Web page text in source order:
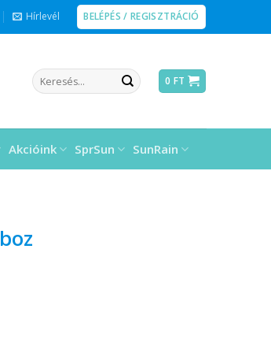
Hírlevél BELÉPÉS / REGISZTRÁCIÓ
Keresés
a
0 FT
Akcióink SprSun SunRain